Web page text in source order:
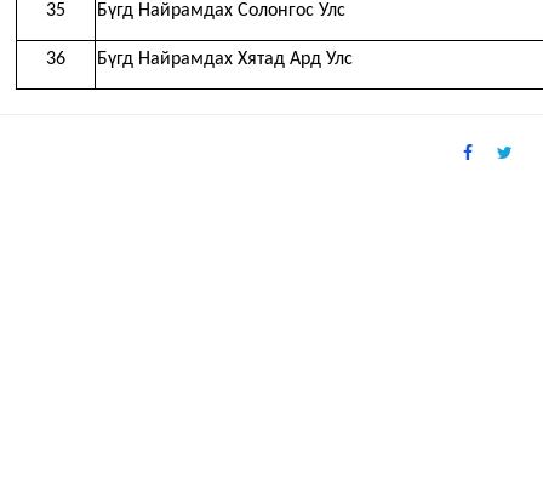
35 Бүгд Найрамдах Солонгос Улс
36 Бүгд Найрамдах Хятад Ард Улс